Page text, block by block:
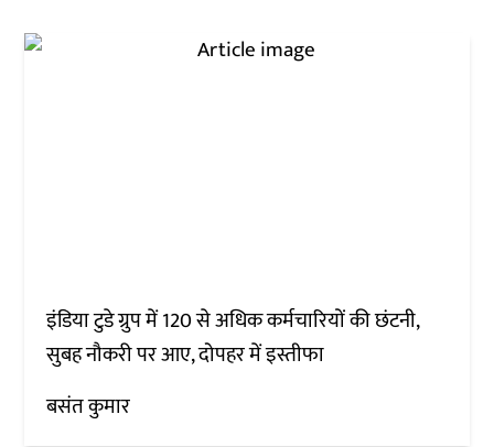
इंडिया टुडे ग्रुप में 120 से अधिक कर्मचारियों की छंटनी,
सुबह नौकरी पर आए, दोपहर में इस्तीफा
बसंत कुमार